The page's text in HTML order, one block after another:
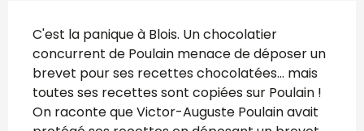
Description
C'est la panique à Blois. Un chocolatier
concurrent de Poulain menace de déposer un
brevet pour ses recettes chocolatées... mais
toutes ses recettes sont copiées sur Poulain !
On raconte que Victor-Auguste Poulain avait